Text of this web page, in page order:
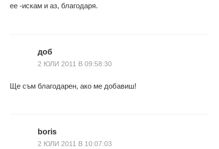
ee -искам и аз, благодаря.
доб
2 ЮЛИ 2011 В 09:58:30
Ще съм благодарен, ако ме добавиш!
boris
2 ЮЛИ 2011 В 10:07:03